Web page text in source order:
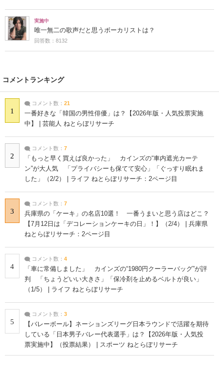
実施中
唯一無二の歌声だと思うボーカリストは？
回答数：8132
コメントランキング
1
コメント数： 21
一番好きな「韓国の男性俳優」は？【2026年版・人気投票実施
中】 | 芸能人 ねとらぼリサーチ
2
コメント数： 7
「もっと早く買えば良かった」 カインズの“車内遮光カーテ
ン”が大人気 「プライバシーも保てて安心」「ぐっすり眠れま
した」（2/2） | ライフ ねとらぼリサーチ：2ページ目
3
コメント数： 7
兵庫県の「ケーキ」の名店10選！ 一番うまいと思う店はどこ？
【7月12日は「デコレーションケーキの日」！】（2/4） | 兵庫県
ねとらぼリサーチ：2ページ目
4
コメント数： 4
「車に常備しました」 カインズの“1980円クーラーバッグ”が評
判 「ちょうどいい大きさ」「保冷剤を止めるベルトが良い」
（1/5） | ライフ ねとらぼリサーチ
5
コメント数： 3
【バレーボール】ネーションズリーグ日本ラウンドで活躍を期待
している「日本男子バレー代表選手」は？【2026年版・人気投
票実施中】（投票結果） | スポーツ ねとらぼリサーチ